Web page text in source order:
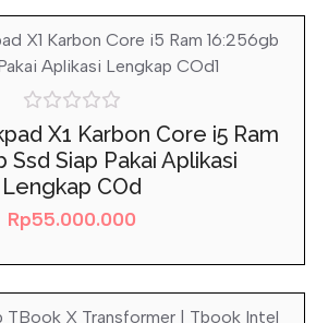
Rated
0
out
5
X1 Karbon Core i5 Ram
Siap Pakai Aplikasi
Lengkap COd
Rp55.000.000